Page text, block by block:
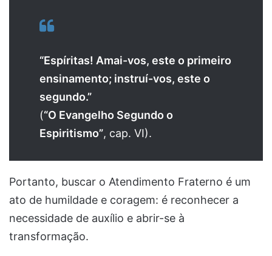
“Espíritas! Amai-vos, este o primeiro
ensinamento; instruí-vos, este o
segundo.”
(“O Evangelho Segundo o
Espiritismo”, cap. VI).
Portanto, buscar o Atendimento Fraterno é um
ato de humildade e coragem: é reconhecer a
necessidade de auxílio e abrir-se à
transformação.